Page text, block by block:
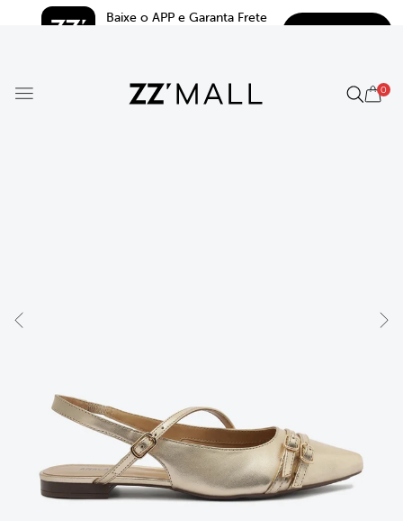
Baixe o APP e Garanta Frete
0